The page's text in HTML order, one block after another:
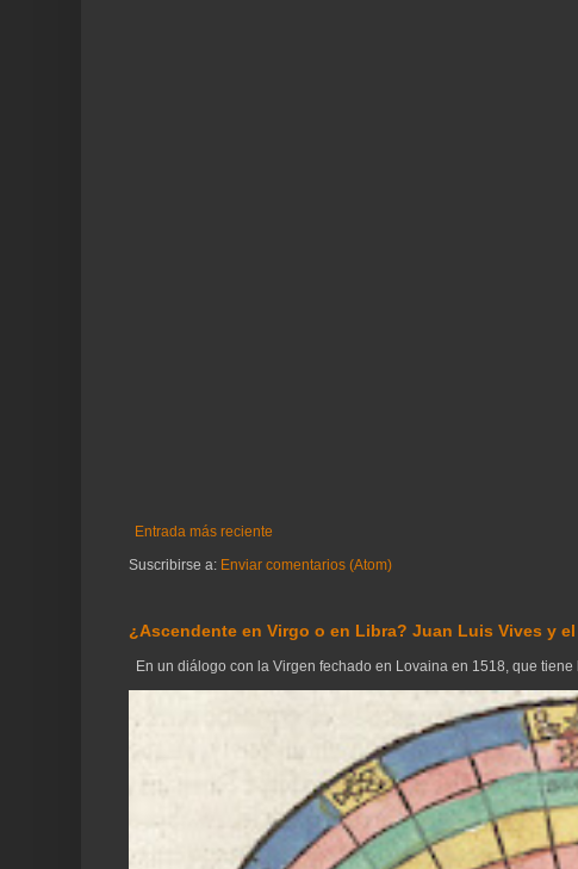
Entrada más reciente
Suscribirse a: Enviar comentarios (Atom)
¿Ascendente en Virgo o en Libra? Juan Luis Vives y
En un diálogo con la Virgen fechado en Lovaina en 1518, que